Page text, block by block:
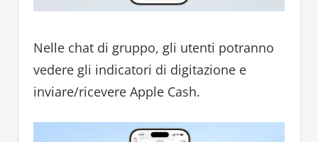
Nelle chat di gruppo, gli utenti potranno
vedere gli indicatori di digitazione e
inviare/ricevere Apple Cash.